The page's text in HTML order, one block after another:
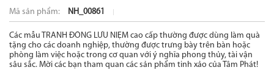
Mã sản phẩm: NH_00861
Các mẫu TRANH ĐỒNG LƯU NIỆM cao cấp thường được dùng làm quà
tặng cho các doanh nghiệp, thường được trưng bày trên bàn hoặc
phòng làm việc hoặc trong cơ quan với ý nghĩa phong thủy, tài vận
sâu sắc. Mời các bạn tham quan các sản phẩm tinh xảo của Tâm Phát!